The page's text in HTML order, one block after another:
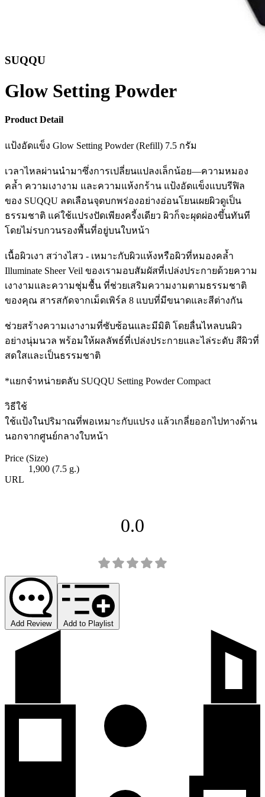
SUQQU
Glow Setting Powder
Product Detail
แป้งอัดแข็ง Glow Setting Powder (Refill) 7.5 กรัม
เวลาไหลผ่านนำมาซึ่งการเปลี่ยนแปลงเล็กน้อย—ความหมอง
คล้ำ ความเงางาม และความแห้งกร้าน แป้งอัดแข็งแบบรีฟิล
ของ SUQQU ลดเลือนจุดบกพร่องอย่างอ่อนโยนเผยผิวดูเป็น
ธรรมชาติ แค่ใช้แปรงปัดเพียงครี้งเดียว ผิวก็จะผุดผ่องขึ้นทันที
โดยไม่รบกวนรองพื้นที่อยู่บนใบหน้า
เนื้อผิวเงา สว่างไสว - เหมาะกับผิวแห้งหรือผิวที่หมองคล้ำ
Illuminate Sheer Veil ของเรามอบสัมผัสที่เปล่งประกายด้วยความ
เงางามและความชุ่มชื้น ที่ช่วยเสริมความงามตามธรรมชาติ
ของคุณ สารสกัดจากเม็ดเพิร์ล 8 แบบที่มีขนาดและสีต่างกัน
ช่วยสร้างความเงางามที่ซับซ้อนและมีมิติ โดยลื่นไหลบนผิว
อย่างนุ่มนวล พร้อมให้ผลลัพธ์ที่เปล่งประกายและไล่ระดับ สีผิวที่
สดใสและเป็นธรรมชาติ
*แยกจำหน่ายตลับ SUQQU Setting Powder Compact
วิธีใช้
ใช้แป้งในปริมาณที่พอเหมาะกับแปรง แล้วเกลี่ยออกไปทางด้าน
นอกจากศูนย์กลางใบหน้า
Price (Size)
1,900 (7.5 g.)
URL
0.0
Add Review Add to Playlist